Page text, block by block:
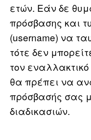
ετών. Εάν δε
πρόσβασης και
(username) να
τότε δεν
τον
θα πρέπει να
πρόσβασής σας
διαδικασιών.